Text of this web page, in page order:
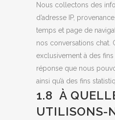
Nous collectons des
d’adresse IP,
temps et page de
nos conversations chat.
exclusivement à des
réponse que nous
ainsi qu’à des fins
1.8 À
UTILISONS-